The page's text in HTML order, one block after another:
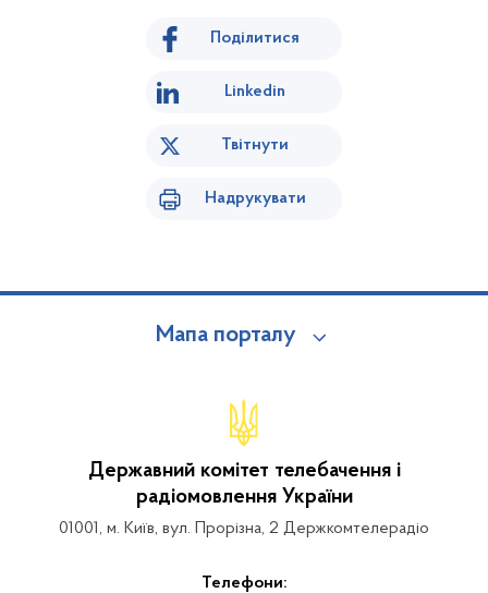
Поділитися
Linkedin
Твітнути
Надрукувати
Мапа порталу
Державний комітет телебачення і
радіомовлення України
01001, м. Київ, вул. Прорізна, 2 Держкомтелерадіо
Телефони: